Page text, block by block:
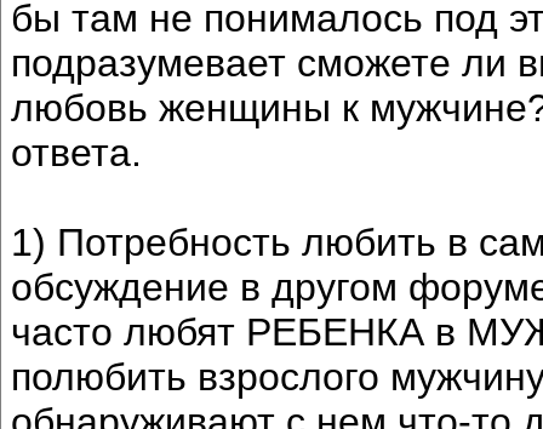
бы там не понималось под
подразумевает сможете ли
любовь женщины к
ответа.
1) Потребность любить в
обсуждение в другом
часто любят РЕБЕНКА в
полюбить взрослого